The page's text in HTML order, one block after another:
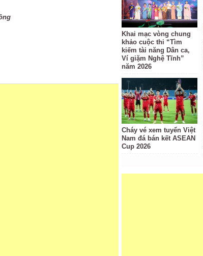
Khai mạc vòng chung
khảo cuộc thi “Tìm
kiếm tài năng Dân ca,
Ví giặm Nghệ Tĩnh”
năm 2026
Cháy vé xem tuyển Việt
Nam đá bán kết ASEAN
Cup 2026